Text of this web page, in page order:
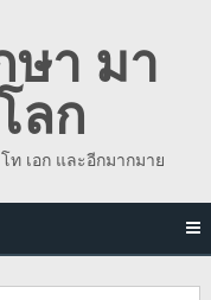
า มา
ลก
เอก และอีกมากมาย